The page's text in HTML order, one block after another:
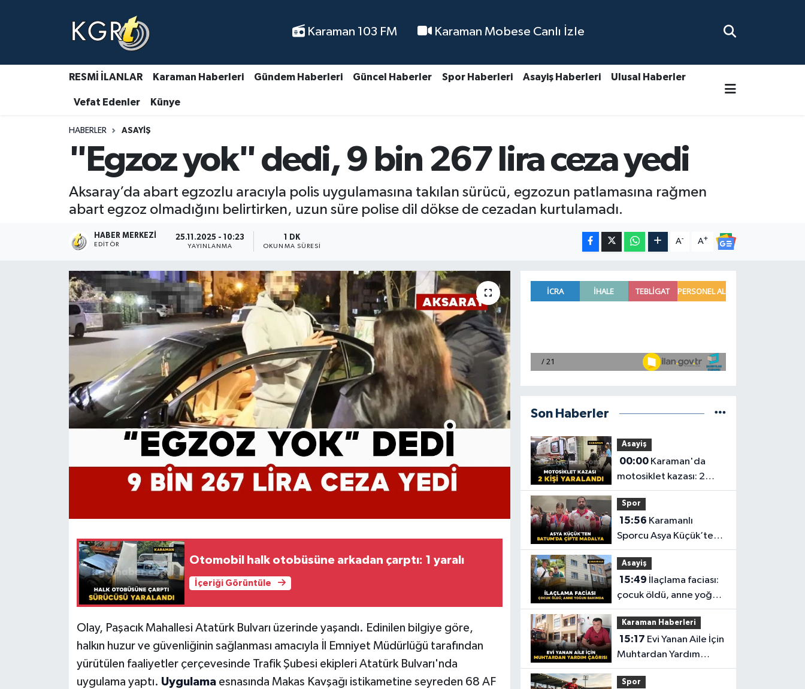
Karaman 103 FM Karaman Mobese Canlı İzle
RESMİ İLANLAR Karaman Haberleri Gündem Haberleri Güncel Haberler Spor Haberleri Asayiş Haberleri Ulusal Haberler
Vefat Edenler Künye
HABERLER ASAYIŞ
"Egzoz yok" dedi, 9 bin 267 lira ceza yedi
Aksaray’da abart egzozlu aracıyla polis uygulamasına takılan sürücü, egzozun patlamasına rağmen
abart egzoz olmadığını belirtirken, uzun süre polise dil dökse de cezadan kurtulamadı.
HABER MERKEZI
EDITÖR
25.11.2025 - 10:23
YAYINLANMA
1 DK
OKUNMA SÜRESI
A- A+
Otomobil halk otobüsüne arkadan çarptı: 1 yaralı
İçeriği Görüntüle
Olay, Paşacık Mahallesi Atatürk Bulvarı üzerinde yaşandı. Edinilen bilgiye göre,
halkın huzur ve güvenliğinin sağlanması amacıyla İl Emniyet Müdürlüğü tarafından
yürütülen faaliyetler çerçevesinde Trafik Şubesi ekipleri Atatürk Bulvarı'nda
uygulama yaptı. Uygulama esnasında Makas Kavşağı istikametine seyreden 68 AF
Son Haberler
Asayiş
00:00Karaman'da
motosiklet kazası: 2
yaralı
Spor
15:56
Sporcu Asya Küçük’ten
Batum’da Çifte Madalya
Asayiş
15:49
çocuk öldü, anne yoğun
bakımda
Karaman Haberleri
15:17
Muhtardan Yardım
Çağrısı
Spor
Karaman Haberleri
Gündem Haberleri
Güncel Haberler
Asayiş Haberleri
Ulusal Haberler